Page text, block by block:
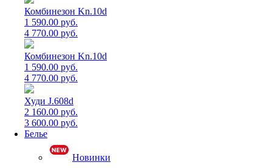
Комбинезон Kn.10d
1 590.00 руб.
4 770.00 руб.
Комбинезон Kn.10d
1 590.00 руб.
4 770.00 руб.
Худи J.608d
2 160.00 руб.
3 600.00 руб.
Белье
Новинки